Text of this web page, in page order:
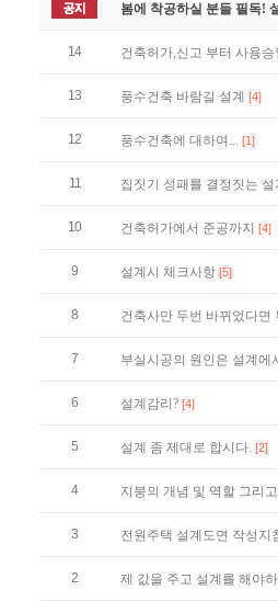
봄에 착공하실 분들 필독!
14 건축허가,신고 부터 사용
13 풍수건축 바람길 설계 [4]
12 풍수건축에 대하여... [1]
11 집짓기 성패를 결정짓는 설
10 건축허가에서 준공까지 [4]
9 설계시 체크사항 [5]
8 건축사만 두번 바뀌었다면
7 부실시공의 원인은 설계에
6 설계감리? [4]
5 설계 좀 제대로 합시다. [2]
4 지붕의 개념 및 역할 그리
3 전원주택 설계도면 작성지
2 제 값을 주고 설계를 해야